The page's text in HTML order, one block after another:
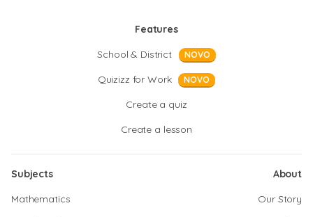
Features
School & District
NOVO
Quizizz for Work NOVO
Create a quiz
Create a lesson
Subjects
Mathematics
About
Our Story